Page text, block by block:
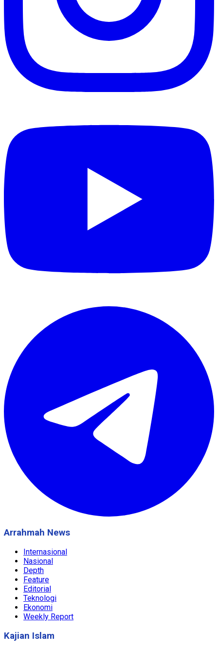
Arrahmah News
Internasional
Nasional
Depth
Feature
Editorial
Teknologi
Ekonomi
Weekly Report
Kajian Islam